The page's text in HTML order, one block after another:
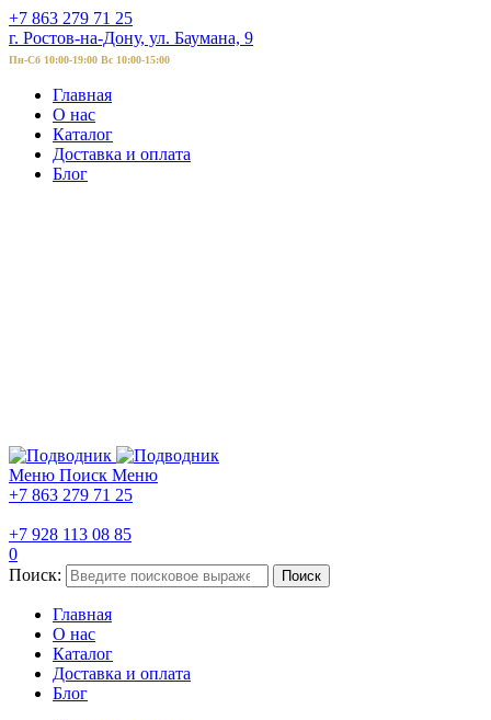
+7 863 279 71 25
г. Ростов-на-Дону, ул. Баумана, 9
Пн-Сб 10:00-19:00 Вс 10:00-15:00
Главная
О нас
Каталог
Доставка и оплата
Блог
Меню Поиск Меню
+7 863 279 71 25
+7 928 113 08 85
0
Поиск:
Поиск
Главная
О нас
Каталог
Доставка и оплата
Блог